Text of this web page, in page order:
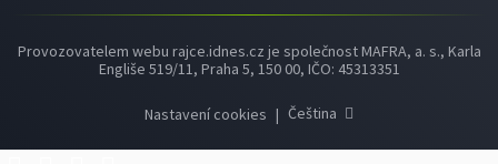
Provozovatelem webu rajce.idnes.cz je společnost MAFRA, a. s., Karla
Engliše 519/11, Praha 5, 150 00, IČO: 45313351
Nastavení cookies | Čeština